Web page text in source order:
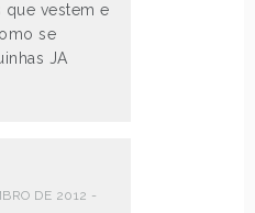
que vestem e
se
JA
DE 2012 -